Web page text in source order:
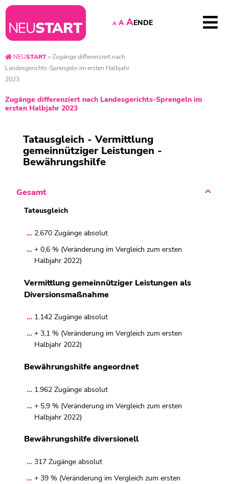
A A AENDE
NEUSTART»Zugänge differenziert nach
Landesgerichts-Sprengeln im ersten Halbjahr
2023
Zugänge differenziert nach Landesgerichts-Sprengeln im
ersten Halbjahr 2023
Tatausgleich - Vermittlung
gemeinnütziger Leistungen -
Bewährungshilfe
Gesamt
Tatausgleich
2.670 Zugänge absolut
+ 0,6 % (Veränderung im Vergleich zum ersten
Halbjahr 2022)
Vermittlung gemeinnütziger Leistungen als
Diversionsmaßnahme
1.142 Zugänge absolut
+ 3,1 % (Veränderung im Vergleich zum ersten
Halbjahr 2022)
Bewährungshilfe angeordnet
1.962 Zugänge absolut
+ 5,9 % (Veränderung im Vergleich zum ersten
Halbjahr 2022)
Bewährungshilfe diversionell
317 Zugänge absolut
+ 39 % (Veränderung im Vergleich zum ersten